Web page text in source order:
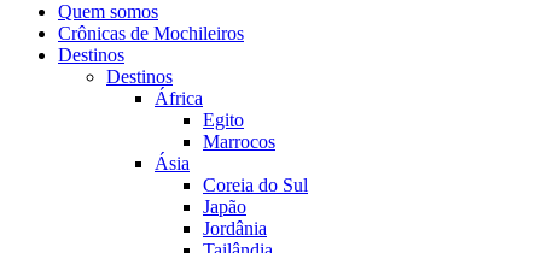
Quem somos
Crônicas de Mochileiros
Destinos
Destinos
África
Egito
Marrocos
Ásia
Coreia do Sul
Japão
Jordânia